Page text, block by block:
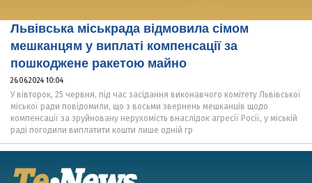
Львівська міськрада відмовила сімом
мешканцям у виплаті компенсації за
пошкоджене ракетою майно
26.06.2024 10:04
У вівторок, 25 червня, під час засідання виконавчого комітету Львівської
міської ради повідомили, що з восьми звернень мешканців щодо
компенсації за зруйновану нерухомість внаслідок агресії Росії, у міській
раді погодили виплатити кошти лише одній гр